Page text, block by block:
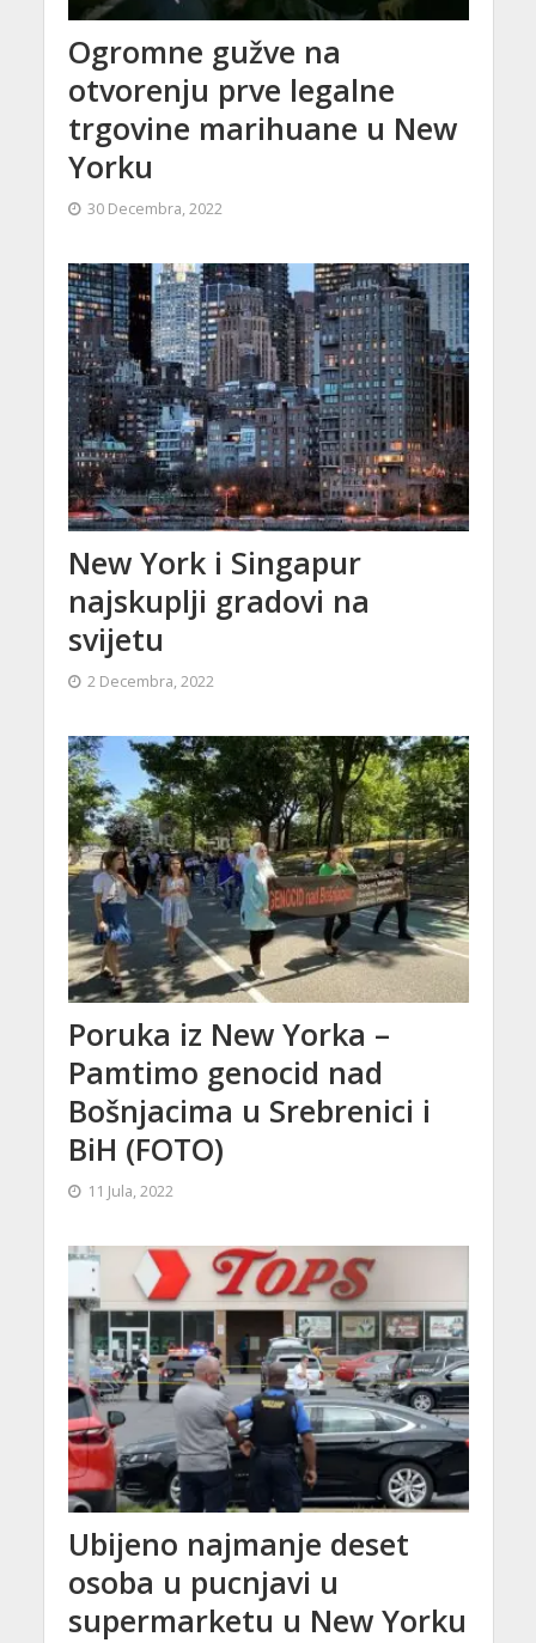
Ogromne gužve na
otvorenju prve legalne
trgovine marihuane u New
Yorku
30 Decembra, 2022
New York i Singapur
najskuplji gradovi na
svijetu
2 Decembra, 2022
Poruka iz New Yorka –
Pamtimo genocid nad
Bošnjacima u Srebrenici i
BiH (FOTO)
11 Jula, 2022
Ubijeno najmanje deset
osoba u pucnjavi u
supermarketu u New Yorku